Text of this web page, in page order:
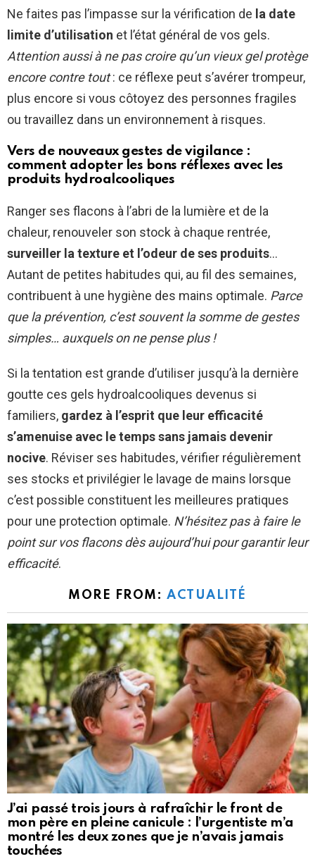
Ne faites pas l’impasse sur la vérification de la date
limite d’utilisation et l’état général de vos gels.
Attention aussi à ne pas croire qu’un vieux gel protège
encore contre tout: ce réflexe peut s’avérer trompeur,
plus encore si vous côtoyez des personnes fragiles
ou travaillez dans un environnement à risques.
Vers de nouveaux gestes de vigilance :
comment adopter les bons réflexes avec les
produits hydroalcooliques
Ranger ses flacons à l’abri de la lumière et de la
chaleur, renouveler son stock à chaque rentrée,
surveiller la texture et l’odeur de ses produits…
Autant de petites habitudes qui, au fil des semaines,
contribuent à une hygiène des mains optimale. Parce
que la prévention, c’est souvent la somme de gestes
simples… auxquels on ne pense plus !
Si la tentation est grande d’utiliser jusqu’à la dernière
goutte ces gels hydroalcooliques devenus si
familiers, gardez à l’esprit que leur efficacité
s’amenuise avec le temps sans jamais devenir
nocive. Réviser ses habitudes, vérifier régulièrement
ses stocks et privilégier le lavage de mains lorsque
c’est possible constituent les meilleures pratiques
pour une protection optimale. N’hésitez pas à faire le
point sur vos flacons dès aujourd’hui pour garantir leur
efficacité.
MORE FROM:ACTUALITÉ
J’ai passé trois jours à rafraîchir le front de
mon père en pleine canicule : l’urgentiste m’a
montré les deux zones que je n’avais jamais
touchées